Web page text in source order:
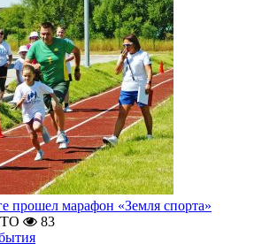
прошел марафон «Земля спорта»
83